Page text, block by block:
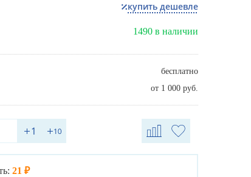
купить дешевле
1490 в наличии
бесплатно
от 1 000 руб.
21 ₽